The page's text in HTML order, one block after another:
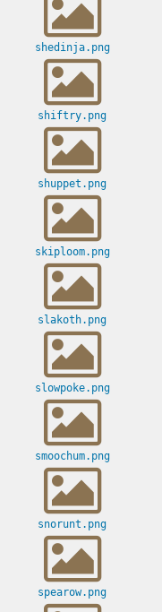
shedinja.png
shiftry.png
shuppet.png
skiploom.png
slakoth.png
slowpoke.png
smoochum.png
snorunt.png
spearow.png